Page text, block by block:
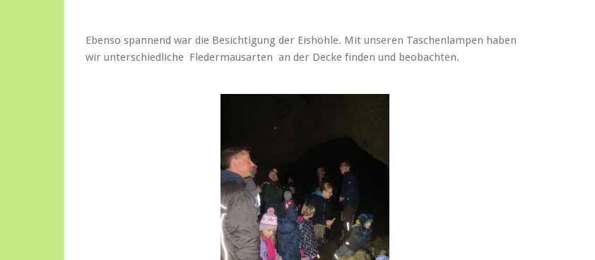
Ebenso spannend war die Besichtigung der Eishöhle. Mit unseren Taschenlampen haben
wir unterschiedliche Fledermausarten an der Decke finden und beobachten.